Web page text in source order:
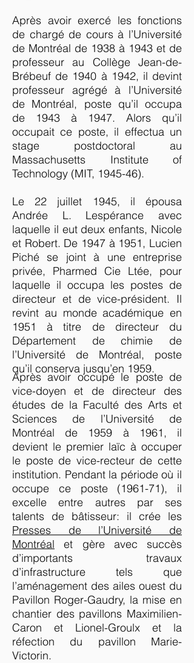
Après avoir exercé les fonctions
de chargé de cours à l’Université
de Montréal de 1938 à 1943 et de
professeur au Collège Jean-de-
Brébeuf de 1940 à 1942, il devint
professeur agrégé à l’Université
de Montréal, poste qu’il occupa
de 1943 à 1947. Alors qu’il
occupait ce poste, il effectua un
stage postdoctoral au
Massachusetts Institute of
Technology (MIT, 1945-46).
Le 22 juillet 1945, il épousa
Andrée L. Lespérance avec
laquelle il eut deux enfants, Nicole
et Robert. De 1947 à 1951, Lucien
Piché se joint à une entreprise
privée, Pharmed Cie Ltée, pour
laquelle il occupa les postes de
directeur et de vice-président. Il
revint au monde académique en
1951 à titre de directeur du
Département de chimie de
l’Université de Montréal, poste
qu’il conserva jusqu’en 1959.
Après avoir occupé le poste de
vice-doyen et de directeur des
études de la Faculté des Arts et
Sciences de l’Université de
Montréal de 1959 à 1961, il
devient le premier laïc à occuper
le poste de vice-recteur de cette
institution. Pendant la période où il
occupe ce poste (1961-71), il
excelle entre autres par ses
talents de bâtisseur: il crée les
Presses de l’Université de
Montréal et gère avec succès
d’importants travaux
d’infrastructure tels que
l’aménagement des ailes ouest du
Pavillon Roger-Gaudry, la mise en
chantier des pavillons Maximilien-
Caron et Lionel-Groulx et la
réfection du pavillon Marie-
Victorin.